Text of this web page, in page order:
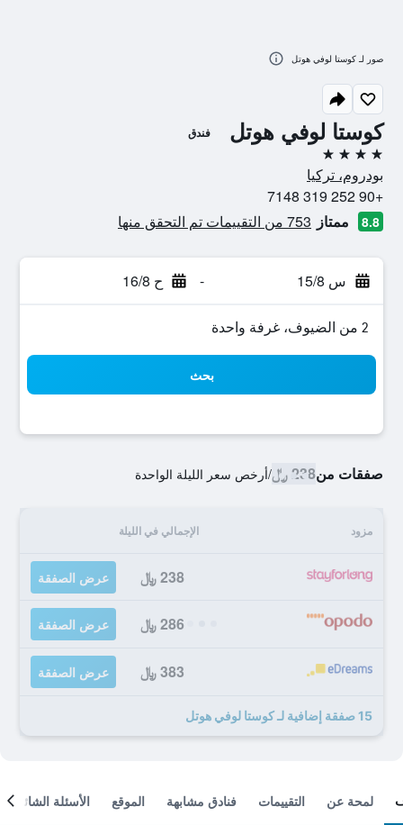
كوستا لوفي هوتل فندق
4 نجوم
بودروم، تركيا
+90 252 319 7148
8.8 ممتاز 753 من التقييمات تم التحقق منها
س 15/8 - ح 16/8
2 من الضيوف، غرفة واحدة
بحث
صفقات من238 ﷼ /أرخص سعر الليلة الواحدة
مزود الإجمالي في الليلة
238 ﷼ عرض الصفقة
286 ﷼ عرض الصفقة
383 ﷼ عرض الصفقة
15 صفقة إضافية لـ كوستا لوفي هوتل
صور لـ كوستا لوفي هوتل
لمحة عن التقييمات فنادق مشابهة الموقع الأسئلة الشائعة